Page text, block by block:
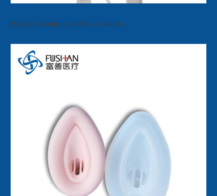
Manşet çubuğu:çubukla ve çubukla.